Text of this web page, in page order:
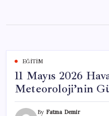
content
EĞITIM
11 Mayıs 2026
Meteoroloji’nin
By Fatma Demir